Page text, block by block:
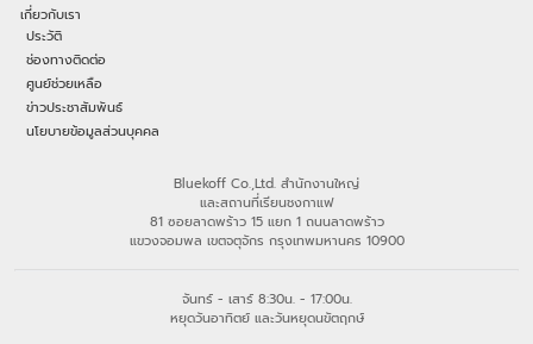
เกี่ยวกับเรา
ประวัติ
ช่องทางติดต่อ
ศูนย์ช่วยเหลือ
ข่าวประชาสัมพันธ์
นโยบายข้อมูลส่วนบุคคล
Bluekoff Co.,Ltd. สำนักงานใหญ่
และสถานที่เรียนชงกาแฟ
81 ซอยลาดพร้าว 15 แยก 1 ถนนลาดพร้าว
แขวงจอมพล เขตจตุจักร กรุงเทพมหานคร 10900
จันทร์ - เสาร์ 8:30น. - 17:00น.
หยุดวันอาทิตย์ และวันหยุดนขัตฤกษ์